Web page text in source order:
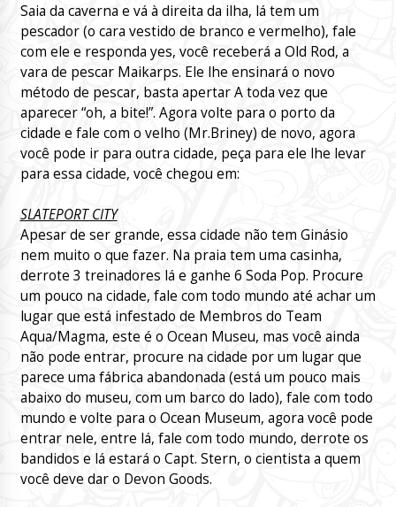
Saia da caverna e vá à direita da ilha, lá tem um
pescador (o cara vestido de branco e vermelho), fale
com ele e responda yes, você receberá a Old Rod, a
vara de pescar Maikarps. Ele lhe ensinará o novo
método de pescar, basta apertar A toda vez que
aparecer “oh, a bite!”. Agora volte para o porto da
cidade e fale com o velho (Mr.Briney) de novo, agora
você pode ir para outra cidade, peça para ele lhe levar
para essa cidade, você chegou em:
SLATEPORT CITY
Apesar de ser grande, essa cidade não tem Ginásio
nem muito o que fazer. Na praia tem uma casinha,
derrote 3 treinadores lá e ganhe 6 Soda Pop. Procure
um pouco na cidade, fale com todo mundo até achar um
lugar que está infestado de Membros do Team
Aqua/Magma, este é o Ocean Museu, mas você ainda
não pode entrar, procure na cidade por um lugar que
parece uma fábrica abandonada (está um pouco mais
abaixo do museu, com um barco do lado), fale com todo
mundo e volte para o Ocean Museum, agora você pode
entrar nele, entre lá, fale com todo mundo, derrote os
bandidos e lá estará o Capt. Stern, o cientista a quem
você deve dar o Devon Goods.